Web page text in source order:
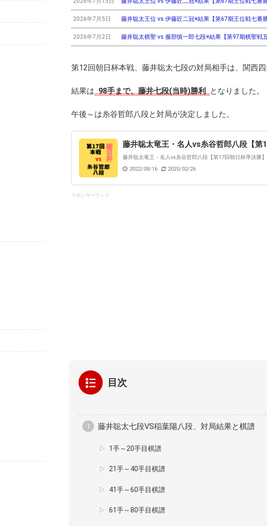
2026年7月5日 藤井聡太王位 vs 伊藤匠二冠※結果【第67期王位戦七番
2026年7月2日 藤井聡太棋聖 vs 服部慎一郎七段※結果【第97期棋聖戦
第12回朝日杯本戦、藤井聡太七段の対局相手は、関西四
結果は 98手まで、藤井七段(当時)勝利 となりました。
午後～は糸谷哲郎八段と対局が決定しました。
藤井聡太竜王・名人vs糸谷哲郎八段【
藤井聡太竜王・名人vs糸谷哲郎八段【第17回朝日杯準決勝
2022/08/16
2025/02/26
スポンサーリンク
目次
藤井聡太七段VS稲葉陽八段、対局結果と棋譜
1手～20手目棋譜
21手～40手目棋譜
41手～60手目棋譜
61手～80手目棋譜